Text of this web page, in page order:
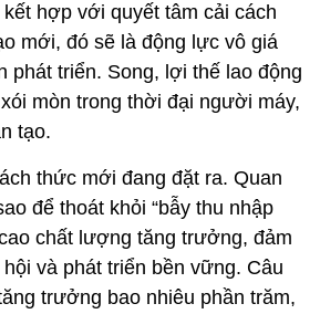
hợp với quyết tâm cải cách
mới, đó sẽ là động lực vô giá
phát triển. Song, lợi thế lao động
mòn trong thời đại người máy,
tạo.
thức mới đang đặt ra. Quan
để thoát khỏi “bẫy thu nhập
chất lượng tăng trưởng, đảm
và phát triển bền vững. Câu
trưởng bao nhiêu phần trăm,